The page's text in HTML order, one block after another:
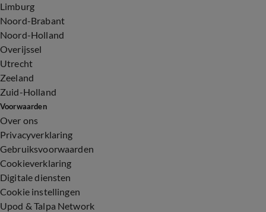
Limburg
Noord-Brabant
Noord-Holland
Overijssel
Utrecht
Zeeland
Zuid-Holland
Voorwaarden
Over ons
Privacyverklaring
Gebruiksvoorwaarden
Cookieverklaring
Digitale diensten
Cookie instellingen
Upod & Talpa Network